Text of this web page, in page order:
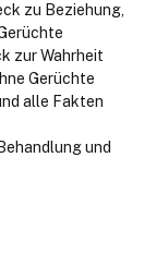
zu Beziehung,
zur Wahrheit
Gerüchte
alle Fakten
und